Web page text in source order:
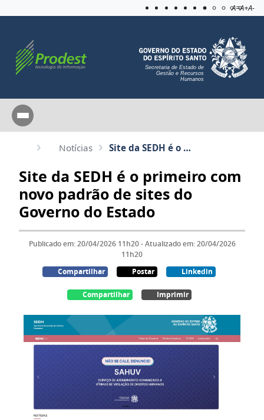
Aplicar
A=A+A-
Secretaria de Estado de
Gestão e Recursos
Humanos
Notícias Site da SEDH é o primeiro com novo padrão de sites do Governo do Estado
Site da SEDH é o primeiro com
novo padrão de sites do
Governo do Estado
Publicado em: 20/04/2026 11h20 - Atualizado em: 20/04/2026
11h20
Compartilhar
Postar Linkedin
Compartilhar Imprimir